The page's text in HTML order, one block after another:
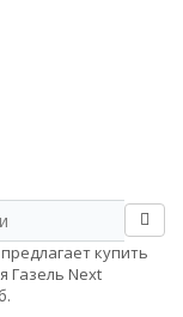
купить
Газель Next